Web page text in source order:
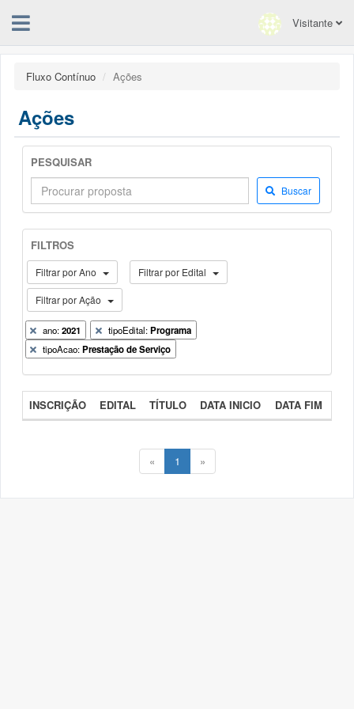
Visitante
Fluxo Contínuo Ações
Ações
PESQUISAR
Buscar
FILTROS
Filtrar por Ano Filtrar por Edital
Filtrar por Ação
ano:2021 tipoEdital:Programa
tipoAcao:Prestação de Serviço
INSCRIÇÃO EDITAL TÍTULO DATA INICIO DATA FIM
« 1 »